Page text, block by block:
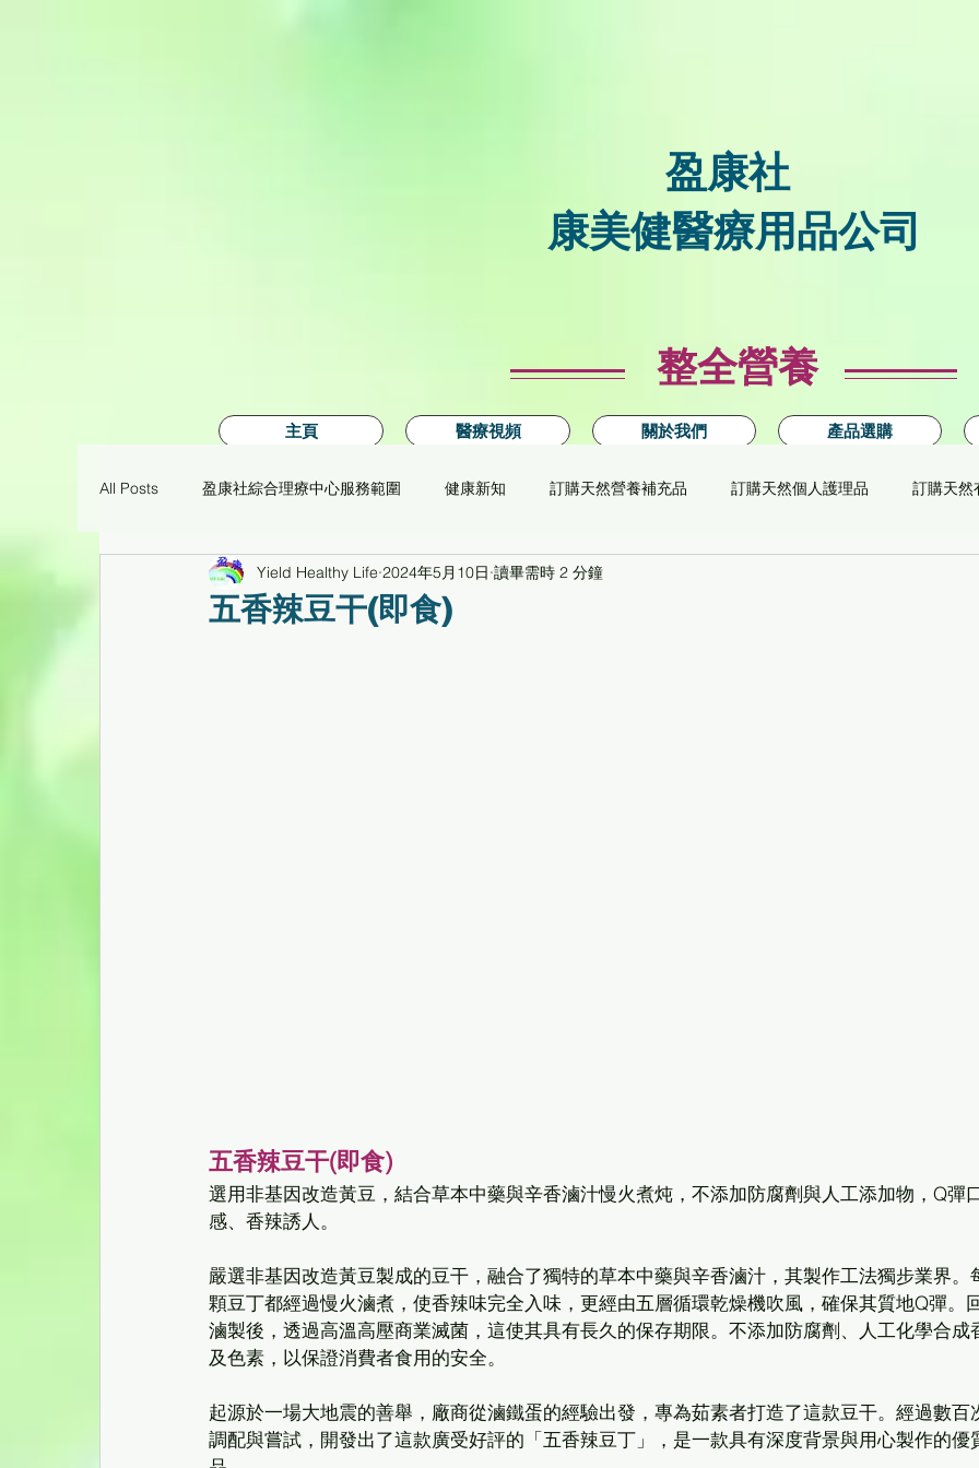
盈康社
康美健醫療用品公司
整全營養
主頁 醫療視頻 關於我們 產品選購
All Posts 盈康社綜合理療中心服務範圍 健康新知 訂購天然營養補充品 訂購天然個人護理品 訂購天然
痛症理療工作坊臨床個案 環保醫療用品/養生儀器 能量系列
五香辣豆干(即食)
Yield Healthy Life 2024年5月10日 讀畢需時 2 分鐘
五香辣豆干(即食)
選用非基因改造黃豆，結合草本中藥與辛香滷汁慢火煮炖，不添加防腐劑與人工添加物，Q彈
感、香辣誘人。
嚴選非基因改造黃豆製成的豆干，融合了獨特的草本中藥與辛香滷汁，其製作工法獨步業界。
顆豆丁都經過慢火滷煮，使香辣味完全入味，更經由五層循環乾燥機吹風，確保其質地Q彈。
滷製後，透過高溫高壓商業滅菌，這使其具有長久的保存期限。不添加防腐劑、人工化學合成
及色素，以保證消費者食用的安全。
起源於一場大地震的善舉，廠商從滷鐵蛋的經驗出發，專為茹素者打造了這款豆干。經過數百
調配與嘗試，開發出了這款廣受好評的「五香辣豆丁」，是一款具有深度背景與用心製作的優